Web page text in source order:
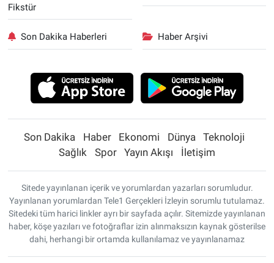
Fikstür
Son Dakika Haberleri Haber Arşivi
Son Dakika Haber Ekonomi Dünya
Teknoloji
Sağlık
Spor Yayın Akışı İletişim
Sitede yayınlanan içerik ve yorumlardan yazarları sorumludur.
Yayınlanan yorumlardan Tele1 Gerçekleri İzleyin sorumlu tutulamaz.
Sitedeki tüm harici linkler ayrı bir sayfada açılır. Sitemizde yayınlanan
haber, köşe yazıları ve fotoğraflar izin alınmaksızın kaynak gösterilse
dahi, herhangi bir ortamda kullanılamaz ve yayınlanamaz